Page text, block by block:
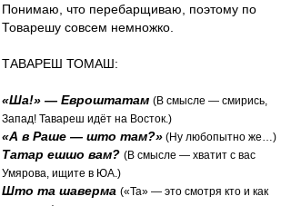
Понимаю, что перебарщиваю, поэтому по
Товарешу совсем немножко.
ТАВАРЕШ ТОМАШ:
«Ша!» — Евроштатам (В смысле — смирись,
Запад! Тавареш идёт на Восток.)
«А в Раше — што там?» (Ну любопытно же…)
Татар ешшо вам? (В смысле — хватит с вас
Умярова, ищите в ЮА.)
Што та шаверма («Та» — это смотря кто и как